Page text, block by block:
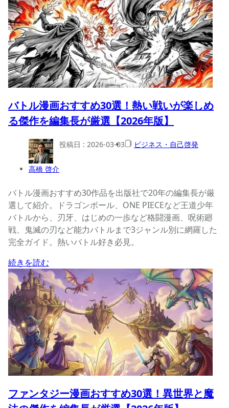
バトル漫画おすすめ30選！熱い戦いが楽しめ
る傑作を編集長が厳選【2026年版】
高橋 啓介
投稿日 : 2026-03-03 ビジネス・自己啓発
バトル漫画おすすめ30作品を出版社で20年の編集長が厳
選して紹介。ドラゴンボール、ONE PIECEなど王道少年
バトルから、刃牙、はじめの一歩など格闘漫画、呪術廻
戦、鬼滅の刃など能力バトルまで3ジャンル別に網羅した
完全ガイド。熱いバトル好き必見。
続きを読む
ファンタジー漫画おすすめ30選！異世界と魔